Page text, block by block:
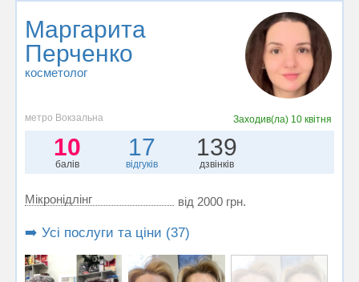
Маргарита
Перченко
косметолог
метро Вокзальна Заходив(ла) 10 квітня
10
балів
17
відгуків
139
дзвінків
Мікронідлінг від 2000 грн.
➡️ Усі послуги та ціни (37)